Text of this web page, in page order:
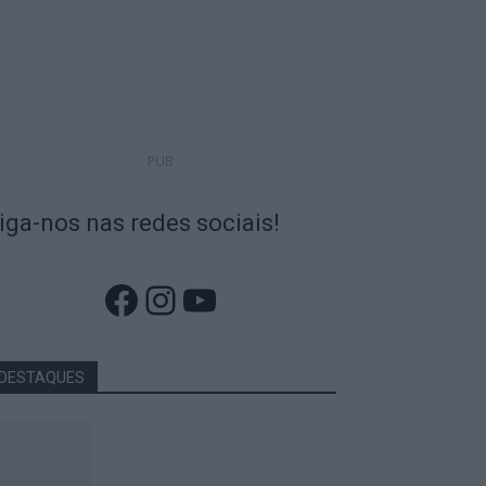
nos nas redes sociais!
Facebook
Instagram
YouTube